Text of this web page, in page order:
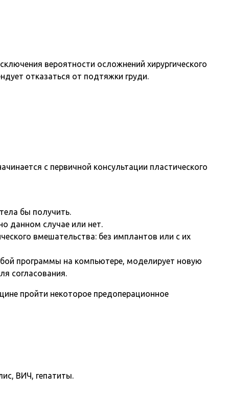
вероятности осложнений хирургического
отказаться от подтяжки груди.
с первичной консультации пластического
бы получить.
данном случае или нет.
вмешательства: без имплантов или с их
программы на компьютере, моделирует новую
согласования.
пройти некоторое предоперационное
ВИЧ, гепатиты.